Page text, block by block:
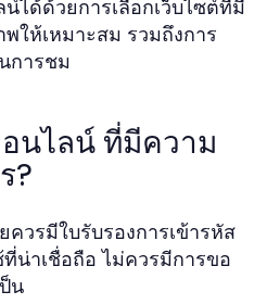
ได้ด้วยการเลือกเว็บไซต์ที่มี
ให้เหมาะสม รวมถึงการ
การชม
นไลน์ ที่มีความ
?
วรมีใบรับรองการเข้ารหัส
น่าเชื่อถือ ไม่ควรมีการขอ
น